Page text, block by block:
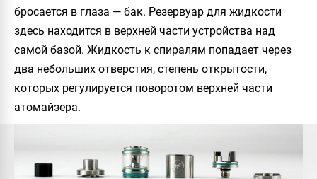
бросается в глаза — бак. Резервуар для жидкости
здесь находится в верхней части устройства над
самой базой. Жидкость к спиралям попадает через
два небольших отверстия, степень открытости,
которых регулируется поворотом верхней части
атомайзера.